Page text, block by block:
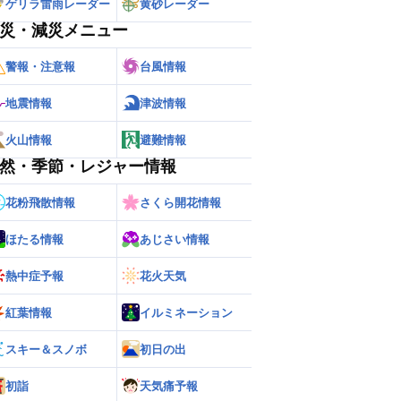
ゲリラ雷雨レーダー 黄砂レーダー
・減災メニュー
警報・注意報 台風情報
地震情報 津波情報
火山情報 避難情報
・季節・レジャー情報
花粉飛散情報 さくら開花情報
ほたる情報 あじさい情報
熱中症予報 花火天気
紅葉情報 イルミネーション
スキー＆スノボ 初日の出
初詣 天気痛予報